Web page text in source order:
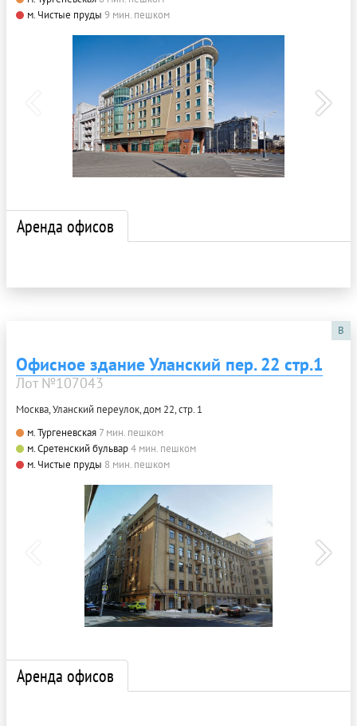
м. Чистые пруды 9 мин. пешком
Аренда офисов
B
Офисное здание Уланский пер. 22 стр.1
Лот №107043
Москва, Уланский переулок, дом 22, стр. 1
м. Тургеневская 7 мин. пешком
м. Сретенский бульвар4 мин. пешком
м. Чистые пруды 8 мин. пешком
Аренда офисов